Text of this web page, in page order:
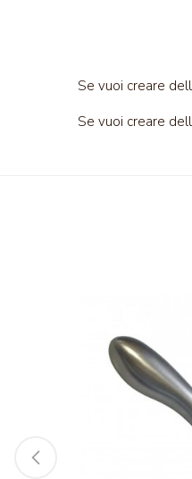
Se vuoi creare
Se vuoi creare